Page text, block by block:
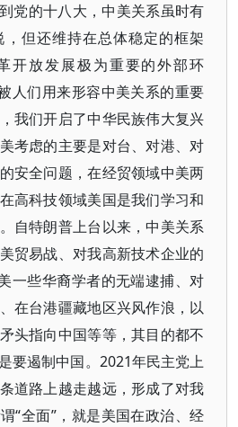
党的十八大，中美关系虽时有
但还维持在总体稳定的框架
开放发展极为重要的外部环
人们用来形容中美关系的重要
我们开启了中华民族伟大复兴
考虑的主要是对台、对港、对
安全问题，在经贸领域中美两
高科技领域美国是我们学习和
自特朗普上台以来，中美关系
贸易战、对我高新技术企业的
一些华裔学者的无端逮捕、对
在台港疆藏地区兴风作浪，以
头指向中国等等，其目的都不
要遏制中国。2021年民主党上
道路上越走越远，形成了对我
“全面”，就是美国在政治、经